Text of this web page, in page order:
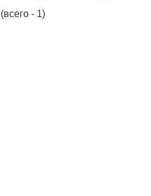
(всего - 1)